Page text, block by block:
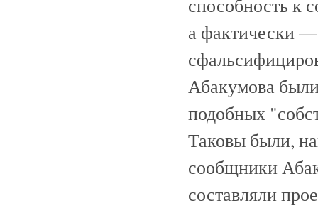
способность к
а фактически —
Абакумова
подобных
Таковы были,
сообщники
составляли